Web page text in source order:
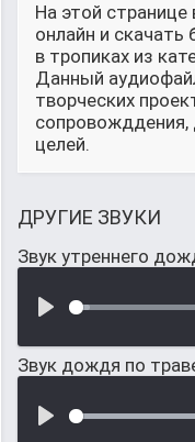
На этой
онлайн и
в тропиках из
Данный
творческих
целей.
ДРУГИЕ ЗВУКИ
Звук утреннего
Звук дождя по